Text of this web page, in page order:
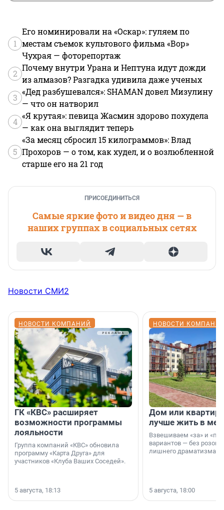
1
Его номинировали на «Оскар»: гуляем по
местам съемок культового фильма «Вор»
Чухрая — фоторепортаж
2
Почему внутри Урана и Нептуна идут дожди
из алмазов? Разгадка удивила даже ученых
3
«Дед разбушевался»: SHAMAN довел Мизулину
— что он натворил
4
«Я крутая»: певица Жасмин здорово похудела
— как она выглядит теперь
5
«За месяц сбросил 15 килограммов»: Влад
Прохоров — о том, как худел, и о возлюбленной
старше его на 21 год
ПРИСОЕДИНИТЬСЯ
Самые яркие фото и видео дня — в
наших группах в социальных сетях
Новости СМИ2
НОВОСТИ КОМПАНИЙ
ГК «КВС» расширяет
возможности программы
лояльности
Группа компаний «КВС» обновила
программу «Карта Друга» для
участников «Клуба Ваших Соседей».
5 августа, 18:13
НОВОСТИ
Дом или
лучше жить в
Взвешиваем «за» и
вариантов — без
лишнего драматизма.
5 августа, 18:00